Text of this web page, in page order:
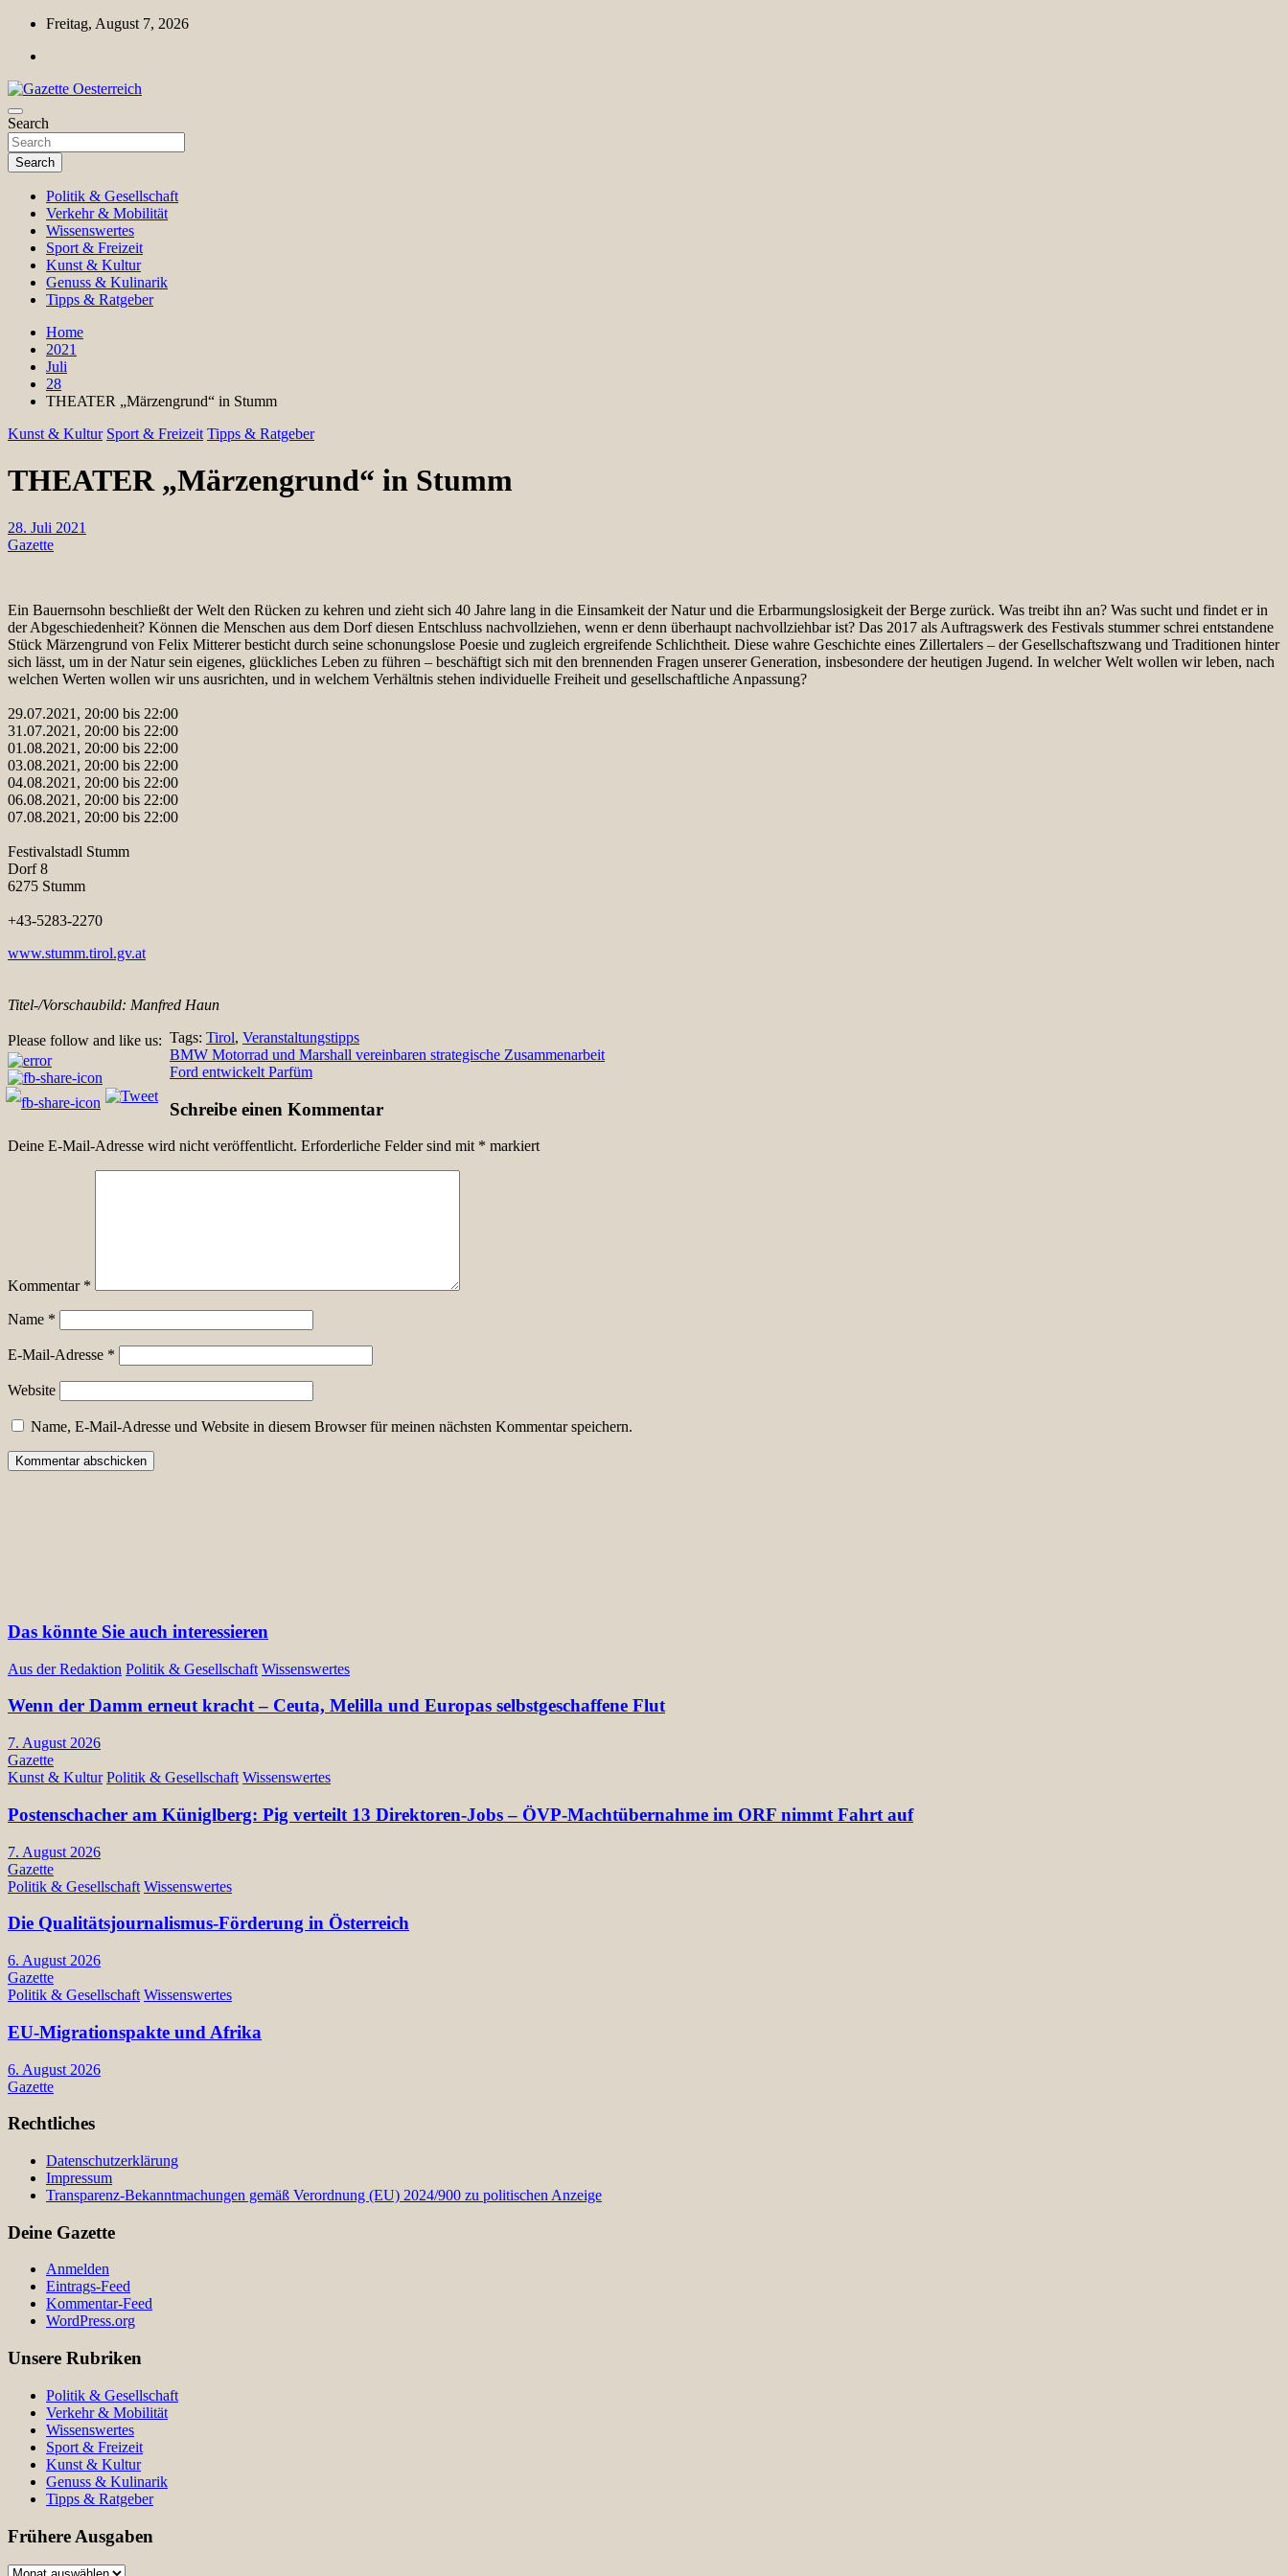
Skip
content
Freitag, August 7, 2026
Gazette Oesterreich
Magazin für Freizeit, Politik, Kultur & Wissenschaft
Search
Search
Politik & Gesellschaft
Verkehr & Mobilität
Wissenswertes
Sport & Freizeit
Kunst & Kultur
Genuss & Kulinarik
Tipps & Ratgeber
Home
2021
Juli
28
THEATER „Märzengrund“ in Stumm
Kunst & Kultur Sport & Freizeit Tipps & Ratgeber
THEATER „Märzengrund“ in Stumm
28. Juli 2021
Gazette
Ein Bauernsohn beschließt der Welt den Rücken zu kehren und zieht sich 40 Jahre lang in die Einsamkeit der Natur und die Erbarmungslosigkeit der Berge zurück. Was treibt ihn an? Was sucht und findet er in
der Abgeschiedenheit? Können die Menschen aus dem Dorf diesen Entschluss nachvollziehen, wenn er denn überhaupt nachvollziehbar ist? Das 2017 als Auftragswerk des Festivals stummer schrei entstandene
Stück Märzengrund von Felix Mitterer besticht durch seine schonungslose Poesie und zugleich ergreifende Schlichtheit. Diese wahre Geschichte eines Zillertalers – der Gesellschaftszwang und Traditionen hinter
sich lässt, um in der Natur sein eigenes, glückliches Leben zu führen – beschäftigt sich mit den brennenden Fragen unserer Generation, insbesondere der heutigen Jugend. In welcher Welt wollen wir leben, nach
welchen Werten wollen wir uns ausrichten, und in welchem Verhältnis stehen individuelle Freiheit und gesellschaftliche Anpassung?
29.07.2021, 20:00 bis 22:00
31.07.2021, 20:00 bis 22:00
01.08.2021, 20:00 bis 22:00
03.08.2021, 20:00 bis 22:00
04.08.2021, 20:00 bis 22:00
06.08.2021, 20:00 bis 22:00
07.08.2021, 20:00 bis 22:00
Festivalstadl Stumm
Dorf 8
6275 Stumm
+43-5283-2270
www.stumm.tirol.gv.at
Titel-/Vorschaubild: Manfred Haun
Please follow and like us: Tags: Tirol, Veranstaltungstipps
BeitragsnavigationBMW Motorrad und Marshall vereinbaren strategische Zusammenarbeit
Ford entwickelt Parfüm
Schreibe einen Kommentar
Deine E-Mail-Adresse wird nicht veröffentlicht. Erforderliche Felder sind mit * markiert
Kommentar *
Name *
E-Mail-Adresse *
Website
Name, E-Mail-Adresse und Website in diesem Browser für meinen nächsten Kommentar speichern.
Das könnte Sie auch interessieren
Aus der Redaktion Politik & Gesellschaft Wissenswertes
Wenn der Damm erneut kracht – Ceuta, Melilla und Europas selbstgeschaffene Flut
7. August 2026
Gazette
Kunst & Kultur Politik & Gesellschaft Wissenswertes
Postenschacher am Küniglberg: Pig verteilt 13 Direktoren-Jobs – ÖVP-Machtübernahme im ORF nimmt Fahrt auf
7. August 2026
Gazette
Politik & Gesellschaft Wissenswertes
Die Qualitätsjournalismus-Förderung in Österreich
6. August 2026
Gazette
Politik & Gesellschaft Wissenswertes
EU-Migrationspakte und Afrika
6. August 2026
Gazette
Rechtliches
Datenschutzerklärung
Impressum
Transparenz-Bekanntmachungen gemäß Verordnung (EU) 2024/900 zu politischen Anzeige
Deine Gazette
Anmelden
Eintrags-Feed
Kommentar-Feed
WordPress.org
Unsere Rubriken
Politik & Gesellschaft
Verkehr & Mobilität
Wissenswertes
Sport & Freizeit
Kunst & Kultur
Genuss & Kulinarik
Tipps & Ratgeber
Frühere Ausgaben
Frühere